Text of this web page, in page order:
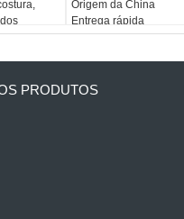
Origem da China
Entrega rápida
PRODUTOS